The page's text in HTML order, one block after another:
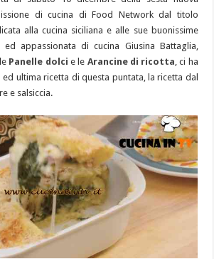
di cucina di Food Network dal titolo
alla cucina siciliana e alle sue buonissime
appassionata di cucina Giusina Battaglia,
Panelle dolci e le Arancine di ricotta , ci ha
ultima ricetta di questa puntata, la ricetta dal
e salsiccia.